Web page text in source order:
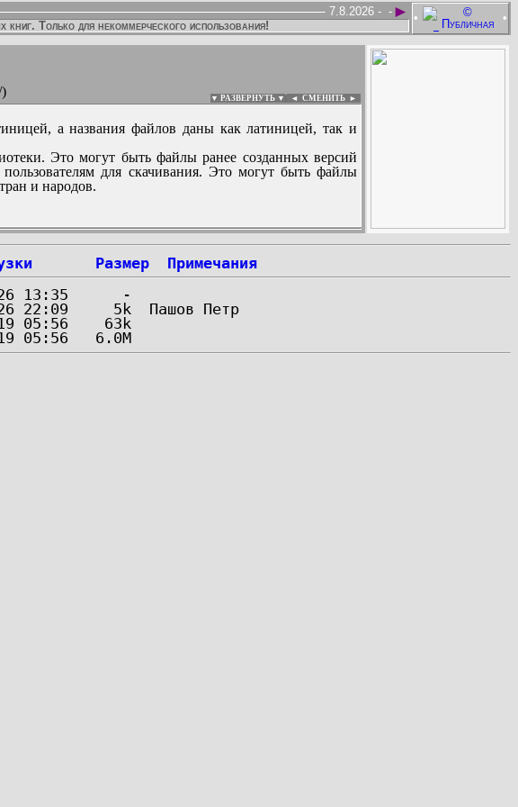
• •
►
-
7.8.2026 -
книг. Только для некоммерческого использования!
▼ РАЗВЕРНУТЬ ▼ ◄ СМЕНИТЬ ►
а названия файлов даны как латиницей, так и
Это могут быть файлы ранее созданных версий
для скачивания. Это могут быть файлы
и народов.
:
Размер
Примечания